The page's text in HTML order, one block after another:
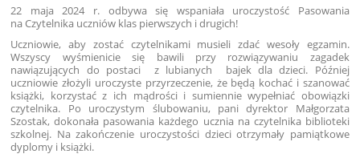
22 maja 2024 r. odbywa się wspaniała uroczystość Pasowania
na Czytelnika uczniów klas pierwszych i drugich!
Uczniowie, aby zostać czytelnikami musieli zdać wesoły egzamin.
Wszyscy wyśmienicie się bawili przy rozwiązywaniu zagadek
nawiązujących do postaci
z lubianych
bajek dla dzieci. Później
uczniowie złożyli uroczyste przyrzeczenie, że będą kochać i szanować
książki, korzystać z ich mądrości i sumiennie wypełniać obowiązki
czytelnika. Po uroczystym ślubowaniu, pani dyrektor Małgorzata
Szostak, dokonała pasowania każdego ucznia na czytelnika biblioteki
szkolnej. Na zakończenie uroczystości dzieci otrzymały pamiątkowe
dyplomy i książki.